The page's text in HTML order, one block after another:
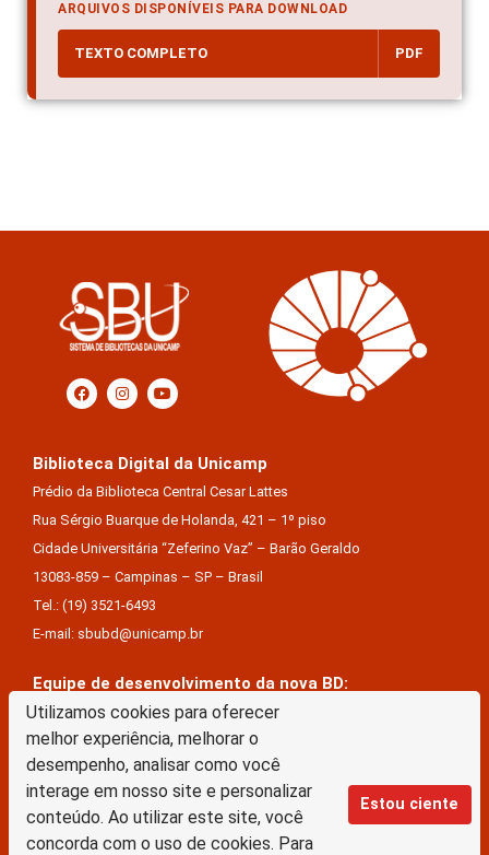
Utilizamos cookies para oferecer
melhor experiência, melhorar o
desempenho, analisar como você
interage em nosso site e personalizar
conteúdo. Ao utilizar este site, você
concorda com o uso de cookies. Para
Estou ciente
ARQUIVOS DISPONÍVEIS PARA DOWNLOAD
TEXTO COMPLETO PDF
Biblioteca Digital da Unicamp
Prédio da Biblioteca Central Cesar Lattes
Rua Sérgio Buarque de Holanda, 421 – 1º piso
Cidade Universitária “Zeferino Vaz” – Barão Geraldo
13083-859 – Campinas – SP – Brasil
Tel.: (19) 3521-6493
E-mail: sbubd@unicamp.br
Equipe de desenvolvimento da nova BD:
Keite Aparecida Duarte
Márcio Vinícius De Jesus Almeida
Saul Victor De Castro E Silva
A Biblioteca Digital da Unicamp está licenciado com uma Licença Creative Commons –
Atribuição Sem Derivações 4.0 Internacional